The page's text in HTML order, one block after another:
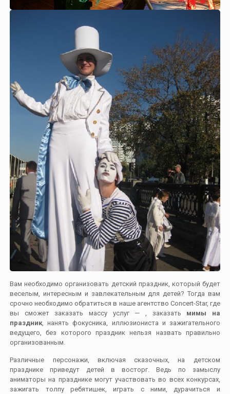
Вам необходимо организовать детский праздник, который будет
веселым, интересным и завлекательным для детей? Тогда вам
срочно необходимо обратиться в наше агентство Concert-Star, где
вы сможет заказать массу услуг — , заказать мимы на
праздник , нанять фокусника, иллюзиониста и зажигательного
ведущего, без которого праздник нельзя назвать правильно
организованным.
Различные персонажи, включая сказочных, на детском
празднике приведут детей в восторг. Ведь по замыслу
аниматоры на празднике могут участвовать во всех конкурсах,
зажигать толпу ребятишек, играть с ними, дурачиться и